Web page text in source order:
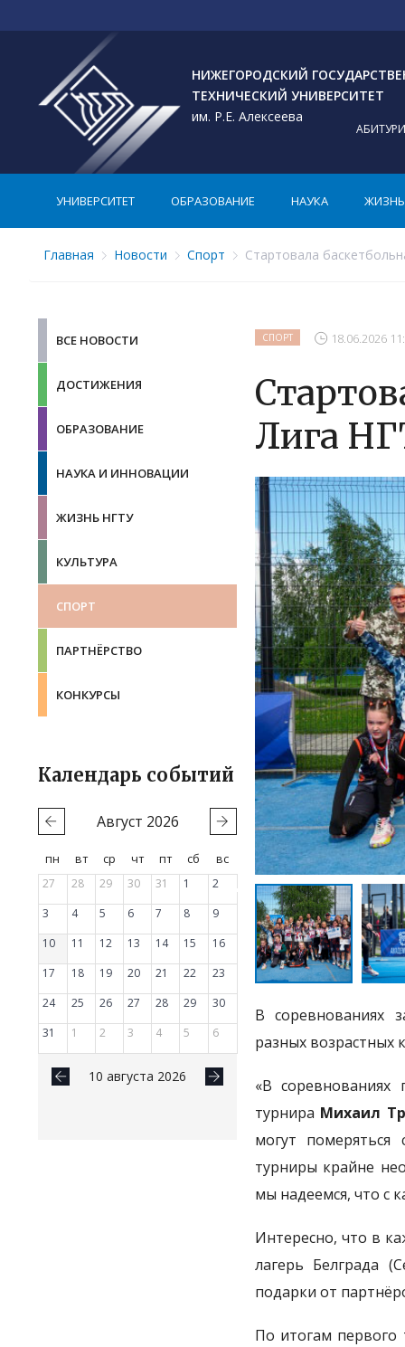
НИЖЕГОРОДСКИЙ
ТЕХНИЧЕСКИЙ УНИВЕРСИТЕТ
им. Р.Е. Алексеева
УНИВЕРСИТЕТ ОБРАЗОВАНИЕ НАУКА ЖИЗНЬ
Главная Новости Спорт Стартовала
ВСЕ НОВОСТИ
ДОСТИЖЕНИЯ
ОБРАЗОВАНИЕ
НАУКА И ИННОВАЦИИ
ЖИЗНЬ НГТУ
КУЛЬТУРА
СПОРТ
ПАРТНЁРСТВО
КОНКУРСЫ
Календарь событий
Август 2026
пн вт ср чт пт сб
вс
27
28 29 30 31 1
2
3
4 5 6 7 8
9
10
11 12 13 14 15
16
17
18 19 20 21 22
23
24
25 26 27 28 29
30
31
1 2 3 4 5 6
10 августа 2026
СПОРТ 18.06.2026
Лига
В соревнованиях
разных возрастных
«В
турнира Михаил
могут
турниры крайне
мы надеемся, что с
Интересно, что в
лагерь Белграда
подарки от
По итогам первого